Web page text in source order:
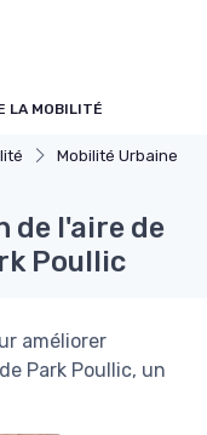
LA MOBILITÉ
Mobilité Urbaine
l'aire de
Poullic
améliorer
Park Poullic, un